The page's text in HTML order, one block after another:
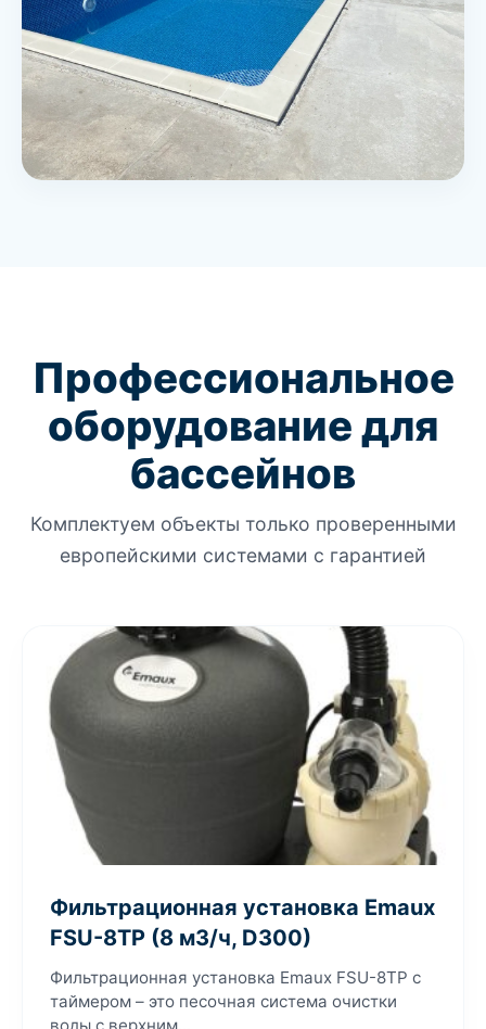
Профессиональное
оборудование для
бассейнов
Комплектуем объекты только проверенными
европейскими системами с гарантией
Фильтрационная установка Emaux
FSU-8TP (8 м3/ч, D300)
Фильтрационная установка Emaux FSU-8TP с
таймером – это песочная система очистки